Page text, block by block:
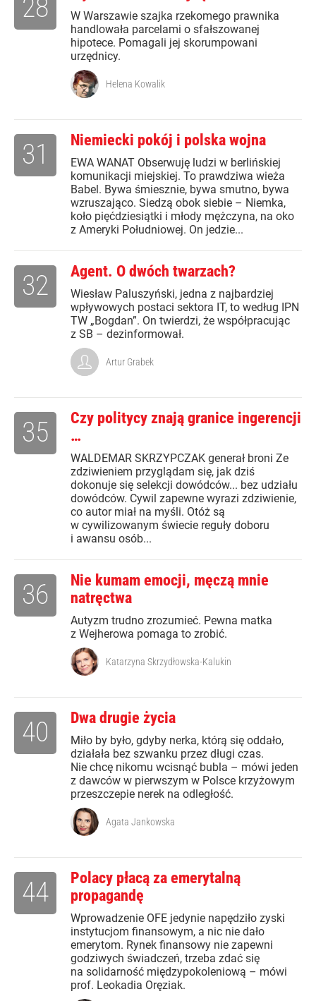
W Warszawie szajka rzekomego prawnika
handlowała parcelami o sfałszowanej
hipotece. Pomagali jej skorumpowani
urzędnicy.
28
Helena Kowalik
Niemiecki pokój i polska wojna
EWA WANAT Obserwuję ludzi w berlińskiej
komunikacji miejskiej. To prawdziwa wieża
Babel. Bywa śmiesznie, bywa smutno, bywa
wzruszająco. Siedzą obok siebie – Niemka,
koło pięćdziesiątki i młody mężczyna, na oko
z Ameryki Południowej. On jedzie...
31
Agent. O dwóch twarzach?
Wiesław Paluszyński, jedna z najbardziej
wpływowych postaci sektora IT, to według IPN
TW „Bogdan”. On twierdzi, że współpracując
z SB – dezinformował.
32
Artur Grabek
Czy politycy znają granice ingerencji
…
WALDEMAR SKRZYPCZAK generał broni Ze
zdziwieniem przyglądam się, jak dziś
dokonuje się selekcji dowódców... bez udziału
dowódców. Cywil zapewne wyrazi zdziwienie,
co autor miał na myśli. Otóż są
w cywilizowanym świecie reguły doboru
i awansu osób...
35
Nie kumam emocji, męczą mnie
natręctwa
Autyzm trudno zrozumieć. Pewna matka
z Wejherowa pomaga to zrobić.
36
Katarzyna Skrzydłowska-Kalukin
Dwa drugie życia
Miło by było, gdyby nerka, którą się oddało,
działała bez szwanku przez długi czas.
Nie chcę nikomu wcisnąć bubla – mówi jeden
z dawców w pierwszym w Polsce krzyżowym
przeszczepie nerek na odległość.
40
Agata Jankowska
Polacy płacą za emerytalną
propagandę
Wprowadzenie OFE jedynie napędziło zyski
instytucjom finansowym, a nic nie dało
emerytom. Rynek finansowy nie zapewni
godziwych świadczeń, trzeba zdać się
na solidarność międzypokoleniową – mówi
prof. Leokadia Oręziak.
44